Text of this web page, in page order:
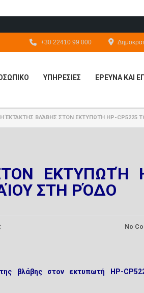
+30 22410 99 000
ΥΠΗΡΕΣΙΕΣ ΕΡΕΥΝΑ ΚΑΙ
ΈΚΤΑΚΤΗΣ ΒΛΆΒΗΣ ΣΤΟΝ ΕΚΤΥΠΩΤΉ HP-CP5225
ΕΚΤΥΠΩΤΉ
ΣΤΗ ΡΌΔΟ
No
βλάβης στον εκτυπωτή HP-